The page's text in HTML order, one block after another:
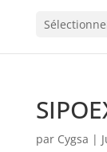
par Cygsa |